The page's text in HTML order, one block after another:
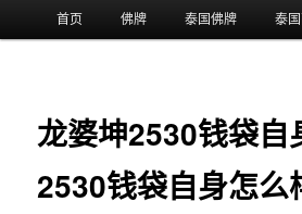
首页 佛牌 泰国佛牌 泰
龙婆坤2530钱袋自
2530钱袋自身怎么